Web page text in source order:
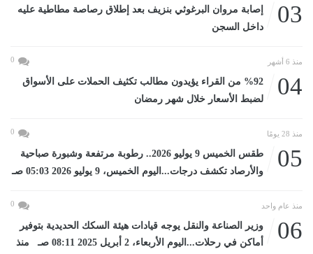
03
إصابة مروان البرغوثي بنزيف بعد إطلاق رصاصة مطاطية عليه
داخل السجن
منذ 6 أشهر 0
04
%92 من القراء يؤيدون مطالب تكثيف الحملات على الأسواق
لضبط الأسعار خلال شهر رمضان
منذ 28 يومًا 0
05
طقس الخميس 9 يوليو 2026.. رطوبة مرتفعة وشبورة صباحية
والأرصاد تكشف درجات...اليوم الخميس، 9 يوليو 2026 05:03 صـ
منذ عام واحد 0
06
وزير الصناعة والنقل يوجه قيادات هيئة السكك الحديدية بتوفير
أماكن في رحلات...اليوم الأربعاء، 2 أبريل 2025 08:11 صـ منذ